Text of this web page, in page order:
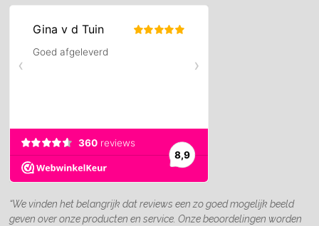
“We vinden het belangrijk dat reviews een zo goed mogelijk beeld
geven over onze producten en service. Onze beoordelingen worden